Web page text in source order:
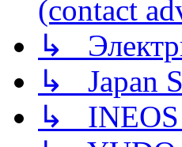
(contact
↳
↳ Japan
↳